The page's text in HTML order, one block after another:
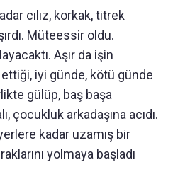
cılız, korkak, titrek
Müteessir oldu.
Aşır da işin
ettiği, iyi günde, kötü günde
gülüp, baş başa
çocukluk arkadaşına acıdı.
kadar uzamış bir
yolmaya başladı